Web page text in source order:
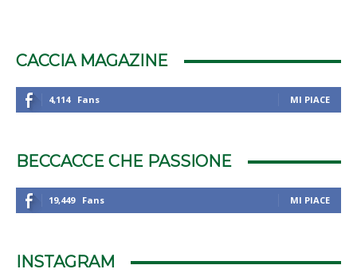
CACCIA MAGAZINE
4,114 Fans MI PIACE
BECCACCE CHE PASSIONE
19,449 Fans MI PIACE
INSTAGRAM